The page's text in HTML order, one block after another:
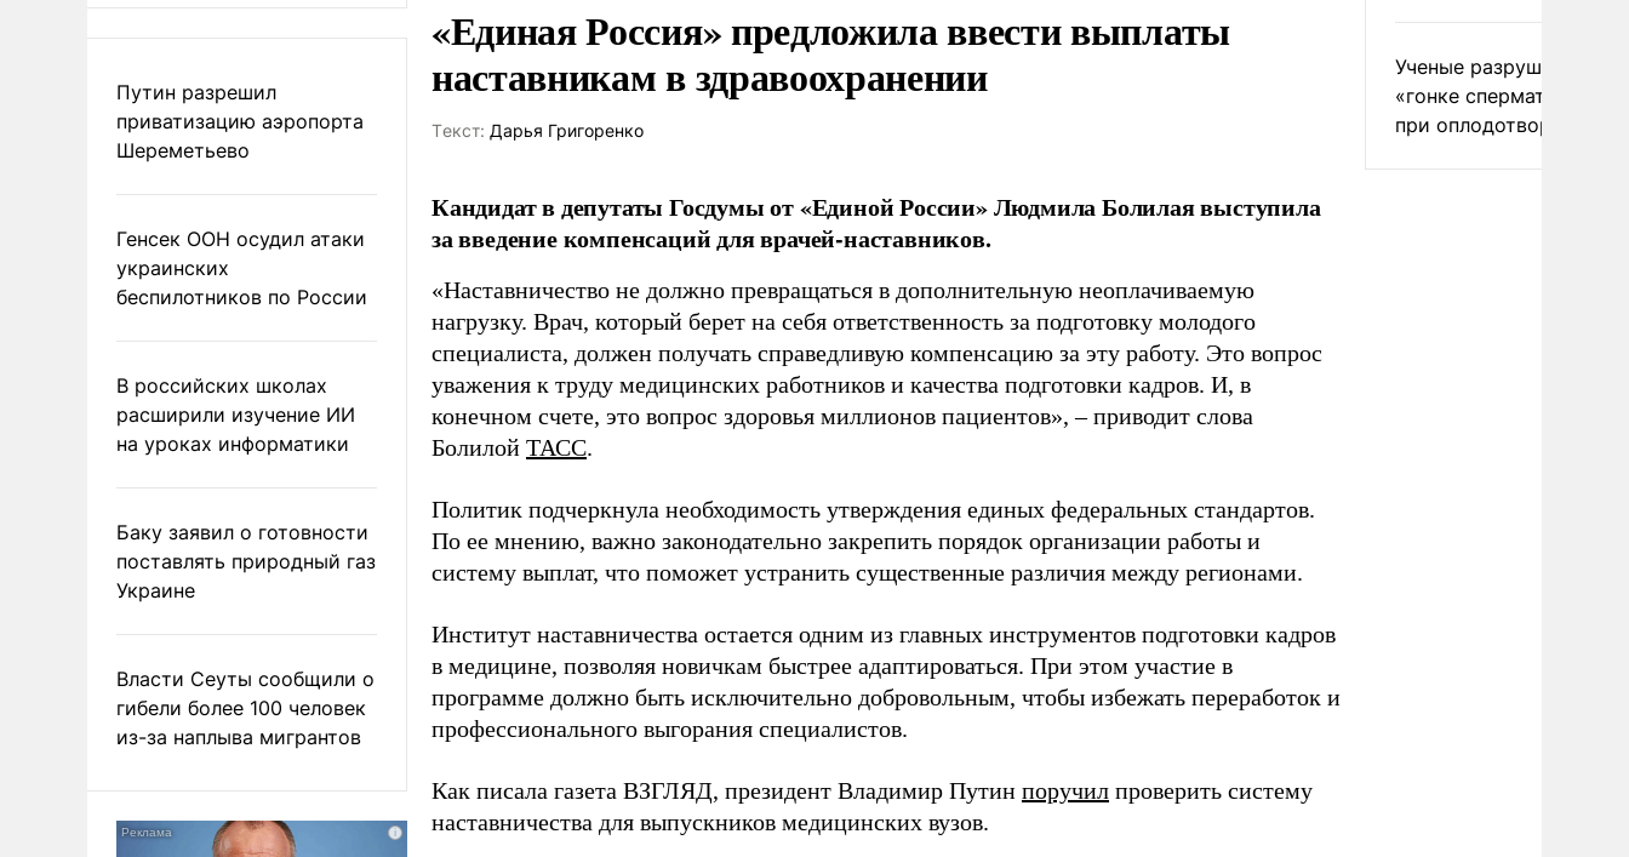
Путин разрешил
приватизацию аэропорта
Шереметьево
Генсек ООН осудил атаки
украинских
беспилотников по России
В российских школах
расширили изучение ИИ
на уроках информатики
Баку заявил о готовности
поставлять природный газ
Украине
Власти Сеуты сообщили о
гибели более 100 человек
из-за наплыва мигрантов
«Единая Россия» предложила ввести выплаты
наставникам в здравоохранении
Tекст: Дарья Григоренко
Кандидат в депутаты Госдумы от «Единой России» Людмила Болилая выступила
за введение компенсаций для врачей-наставников.
«Наставничество не должно превращаться в дополнительную неоплачиваемую
нагрузку. Врач, который берет на себя ответственность за подготовку молодого
специалиста, должен получать справедливую компенсацию за эту работу. Это вопрос
уважения к труду медицинских работников и качества подготовки кадров. И, в
конечном счете, это вопрос здоровья миллионов пациентов», – приводит слова
Болилой ТАСС.
Политик подчеркнула необходимость утверждения единых федеральных стандартов.
По ее мнению, важно законодательно закрепить порядок организации работы и
систему выплат, что поможет устранить существенные различия между регионами.
Институт наставничества остается одним из главных инструментов подготовки кадров
в медицине, позволяя новичкам быстрее адаптироваться. При этом участие в
программе должно быть исключительно добровольным, чтобы избежать переработок и
профессионального выгорания специалистов.
Как писала газета ВЗГЛЯД, президент Владимир Путин поручил проверить систему
наставничества для выпускников медицинских вузов.
Ученые разрушили миф
«гонке
при оплодотворении